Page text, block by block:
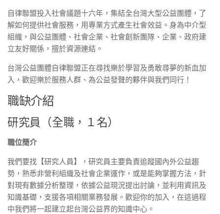
自律聯盟投入社會議題十六年，集結全台灣大型公益團體，了
解如何提供社會服務，用專業方式產生社會效益。身為中介型
組織，與公益團體、社會企業、社會創新團隊、企業、政府建
立友好關係，擅於資源連結。
台灣公益團體自律聯盟正在尋找樂於學習及勇敢尋夢的新血加
入，歡迎樂於服務人群、為公益發聲的夥伴與我們同行！
職缺介紹
研究員（全職，１名）
職位簡介
我們要找【研究人員】，研究員主要負責追蹤國內外公益趨
勢，熟悉非營利組織及社會企業運作，或是能夠掌握方法，針
對現有數據分析整理，依據公益現況提出討論，並利用資訊及
知識基礎，支援各項相關業務發展。歡迎你的加入，在這過程
中我們將一起建立起台灣公益界的知識中心。